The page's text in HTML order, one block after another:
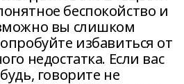
беспокойство и
вы слишком
избавиться от
недостатка. Если вас
говорите не